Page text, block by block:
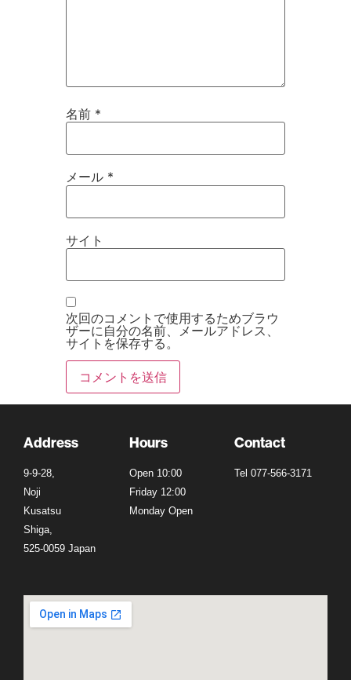
名前 *
メール *
サイト
次回のコメントで使用するためブラウ
ザーに自分の名前、メールアドレス、
サイトを保存する。
Address
9-9-28,
Noji
Kusatsu
Shiga,
525-0059 Japan
Hours
Open 10:00
Friday 12:00
Monday Open
Contact
Tel 077-566-3171